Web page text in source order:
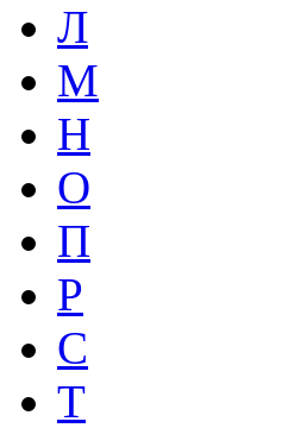
Л
М
Н
О
П
Р
С
Т